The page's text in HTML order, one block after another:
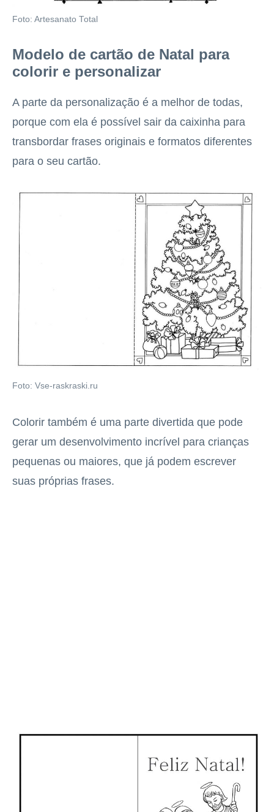
Foto: Artesanato Total
Modelo de cartão de Natal para
colorir e personalizar
A parte da personalização é a melhor de todas,
porque com ela é possível sair da caixinha para
transbordar frases originais e formatos diferentes
para o seu cartão.
Foto: Vse-raskraski.ru
Colorir também é uma parte divertida que pode
gerar um desenvolvimento incrível para crianças
pequenas ou maiores, que já podem escrever
suas próprias frases.